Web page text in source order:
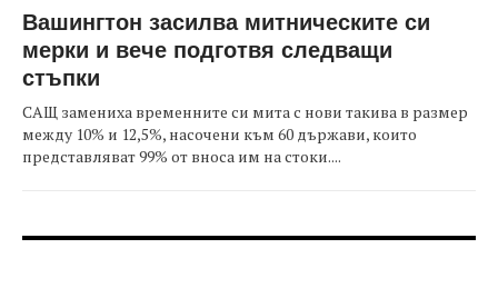
Вашингтон засилва митническите си
мерки и вече подготвя следващи
стъпки
САЩ замениха временните си мита с нови такива в размер
между 10% и 12,5%, насочени към 60 държави, които
представляват 99% от вноса им на стоки....